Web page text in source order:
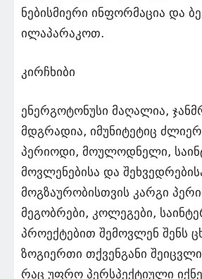
ნებისმიერი ინფორმაცია და
ილაპარაკოთ.
კირჩხიბი
ენერგოტონუსი მაღალია,
მდგრადია, იმუნიტეტიც
პერიოდი, მოულოდნელი,
მოვლენებისა და
მოგზაურობისთვის კარგი
მეგობრები, კოლეგები,
პროექტებით შემოვლენ შენს
ზოგიერთი თქვენგანი
რაც უფრო პერსპექტიული